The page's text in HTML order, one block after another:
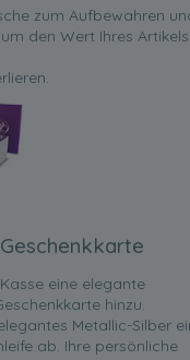
zum Aufbewahren
den Wert Ihres Artikels
eine elegante
hinzu.
Metallic-Silber
ab. Ihre persönliche